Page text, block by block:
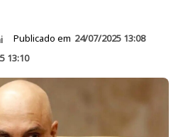
Publicado em 24/07/2025 13:08
13:10